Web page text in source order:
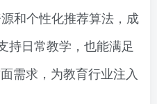
和个性化推荐算法，成
持日常教学，也能满足
需求，为教育行业注入